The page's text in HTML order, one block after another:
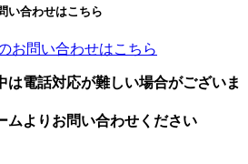
い合わせはこちら
電話対応が難しい場合がございま
ムよりお問い合わせください